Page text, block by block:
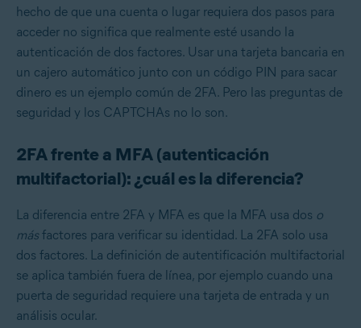
hecho de que una cuenta o lugar requiera dos pasos para
acceder no significa que realmente esté usando la
autenticación de dos factores. Usar una tarjeta bancaria en
un cajero automático junto con un código PIN para sacar
dinero es un ejemplo común de 2FA. Pero las preguntas de
seguridad y los CAPTCHAs no lo son.
2FA frente a MFA (autenticación
multifactorial): ¿cuál es la diferencia?
La diferencia entre 2FA y MFA es que la MFA usa dos o
másfactores para verificar su identidad. La 2FA solo usa
dos factores. La definición de autentificación multifactorial
se aplica también fuera de línea, por ejemplo cuando una
puerta de seguridad requiere una tarjeta de entrada y un
análisis ocular.